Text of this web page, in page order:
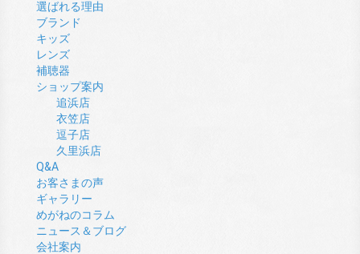
選ばれる理由
ブランド
キッズ
レンズ
補聴器
ショップ案内
追浜店
衣笠店
逗子店
久里浜店
Q&A
お客さまの声
ギャラリー
めがねのコラム
ニュース＆ブログ
会社案内